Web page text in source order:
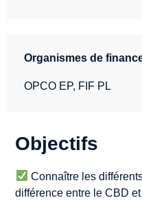
Organismes de
OPCO EP, FIF PL
Objectifs
Connaître les
différence entre le CBD